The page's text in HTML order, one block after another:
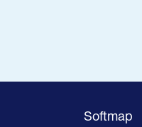
Softmap